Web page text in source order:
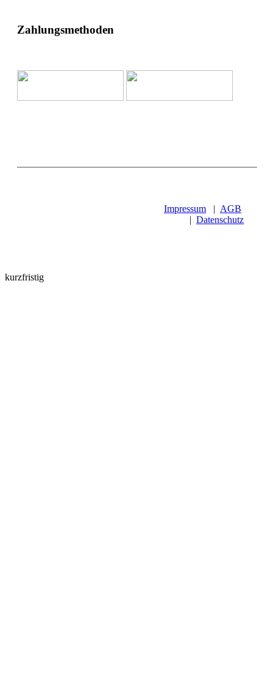
Zahlungsmethoden
Impressum | AGB
| Datenschutz
kurzfristig